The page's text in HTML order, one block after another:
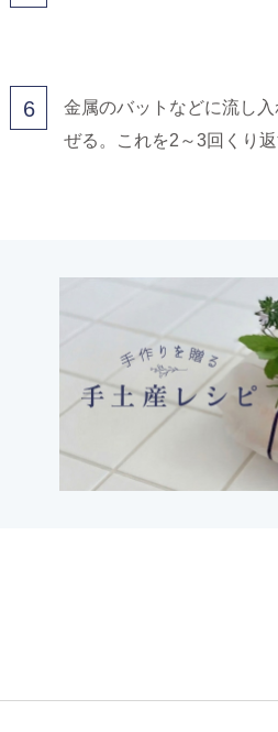
6
金属のバットなどに流し
ぜる。これを2～3回くり